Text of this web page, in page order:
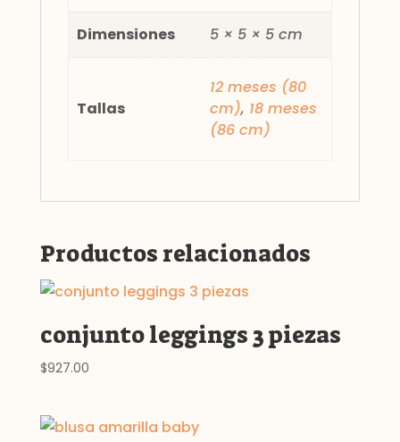
Dimensiones 5 × 5 × 5 cm
Tallas
12 meses (80
cm), 18 meses
(86 cm)
Productos relacionados
conjunto leggings 3 piezas
$927.00